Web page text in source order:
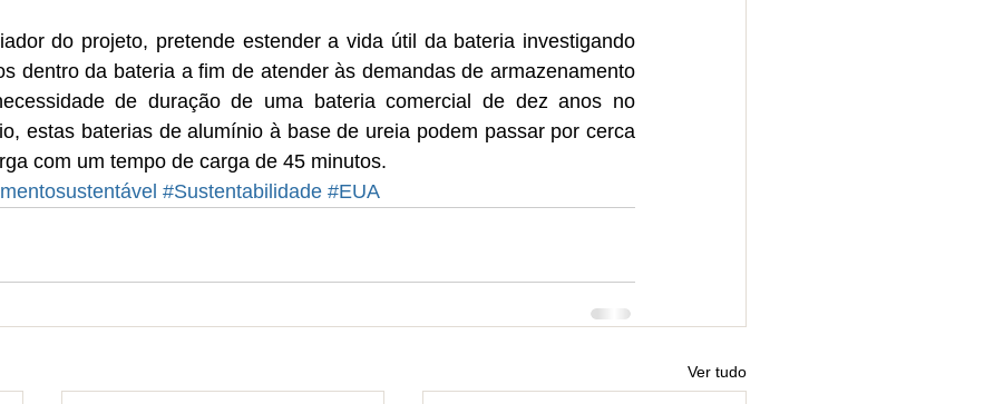
do projeto, pretende estender a vida útil da bateria investigando
dentro da bateria a fim de atender às demandas de armazenamento
de duração de uma bateria comercial de dez anos no
estas baterias de alumínio à base de ureia podem passar por cerca
com um tempo de carga de 45 minutos.
#Sustentabilidade #EUA
Ver tudo